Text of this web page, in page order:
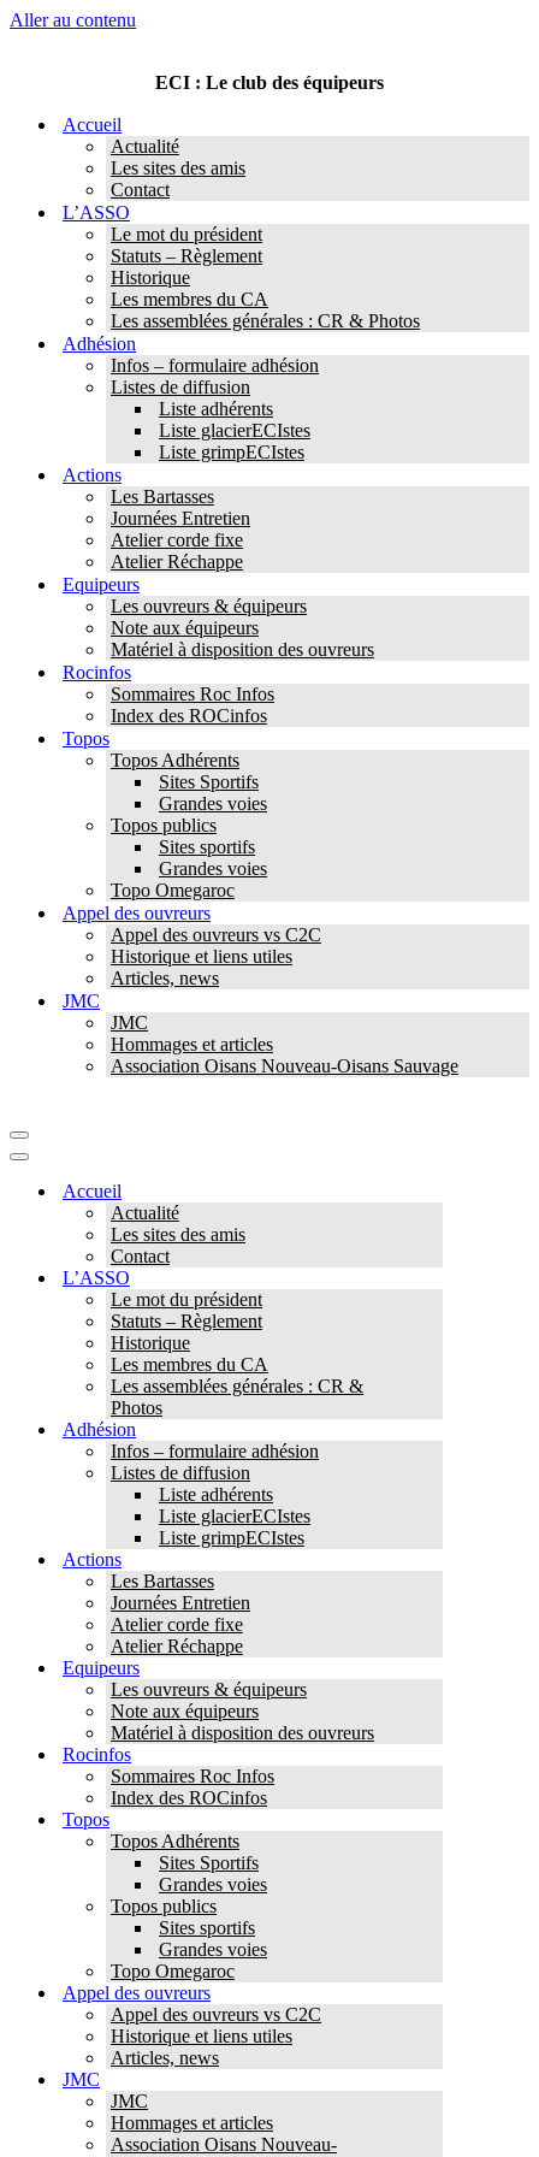
Aller au contenu
ECI : Le club des équipeurs
Accueil
Actualité
Les sites des amis
Contact
L’ASSO
Le mot du président
Statuts – Règlement
Historique
Les membres du CA
Les assemblées générales : CR & Photos
Adhésion
Infos – formulaire adhésion
Listes de diffusion
Liste adhérents
Liste glacierECIstes
Liste grimpECIstes
Actions
Les Bartasses
Journées Entretien
Atelier corde fixe
Atelier Réchappe
Equipeurs
Les ouvreurs & équipeurs
Note aux équipeurs
Matériel à disposition des ouvreurs
Rocinfos
Sommaires Roc Infos
Index des ROCinfos
Topos
Topos Adhérents
Sites Sportifs
Grandes voies
Topos publics
Sites sportifs
Grandes voies
Topo Omegaroc
Appel des ouvreurs
Appel des ouvreurs vs C2C
Historique et liens utiles
Articles, news
JMC
JMC
Hommages et articles
Association Oisans Nouveau-Oisans Sauvage
Menu
de
Menu
navigationAccueil
Actualité
Les sites des amis
Contact
L’ASSO
Le mot du président
Statuts – Règlement
Historique
Les membres du CA
Les assemblées générales : CR &
Photos
Adhésion
Infos – formulaire adhésion
Listes de diffusion
Liste adhérents
Liste glacierECIstes
Liste grimpECIstes
Actions
Les Bartasses
Journées Entretien
Atelier corde fixe
Atelier Réchappe
Equipeurs
Les ouvreurs & équipeurs
Note aux équipeurs
Matériel à disposition des ouvreurs
Rocinfos
Sommaires Roc Infos
Index des ROCinfos
Topos
Topos Adhérents
Sites Sportifs
Grandes voies
Topos publics
Sites sportifs
Grandes voies
Topo Omegaroc
Appel des ouvreurs
Appel des ouvreurs vs C2C
Historique et liens utiles
Articles, news
JMC
JMC
Hommages et articles
Association Oisans Nouveau-